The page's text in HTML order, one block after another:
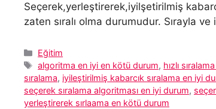
Seçerek,yerleştirerek,iyilşetirilmiş
zaten sıralı olma durumudur. Sırayla ve
Kategoriler
Eğitim
Etiketler
algoritma en iyi en kötü durum, hızlı
sıralama, iyileştirilmiş kabarcık sıralama en iyi
seçerek sıralama algoritması en iyi durum,
yerleştirerek sırlaama en kötü durum